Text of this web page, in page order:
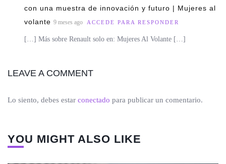
con una muestra de innovación y futuro | Mujeres al
volante 9 meses ago ACCEDE PARA RESPONDER
[…] Más sobre Renault solo en: Mujeres Al Volante […]
LEAVE A COMMENT
Lo siento, debes estar conectado para publicar un comentario.
YOU MIGHT ALSO LIKE